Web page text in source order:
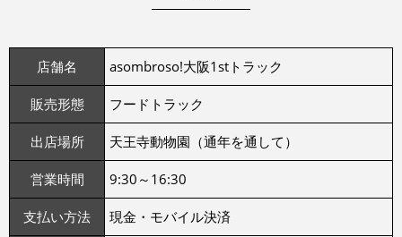
店舗名 asombroso!大阪1stトラック
販売形態 フードトラック
出店場所 天王寺動物園（通年を通して）
営業時間 9:30～16:30
支払い方法 現金・モバイル決済